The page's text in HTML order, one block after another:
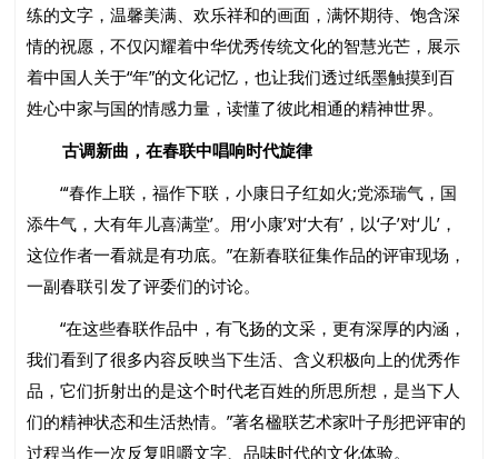
练的文字，温馨美满、欢乐祥和的画面，满怀期待、饱含深
情的祝愿，不仅闪耀着中华优秀传统文化的智慧光芒，展示
着中国人关于“年”的文化记忆，也让我们透过纸墨触摸到百
姓心中家与国的情感力量，读懂了彼此相通的精神世界。
古调新曲，在春联中唱响时代旋律
“‘春作上联，福作下联，小康日子红如火;党添瑞气，国
添牛气，大有年儿喜满堂’。用‘小康’对‘大有’，以‘子’对‘儿’，
这位作者一看就是有功底。”在新春联征集作品的评审现场，
一副春联引发了评委们的讨论。
“在这些春联作品中，有飞扬的文采，更有深厚的内涵，
我们看到了很多内容反映当下生活、含义积极向上的优秀作
品，它们折射出的是这个时代老百姓的所思所想，是当下人
们的精神状态和生活热情。”著名楹联艺术家叶子彤把评审的
过程当作一次反复咀嚼文字、品味时代的文化体验。